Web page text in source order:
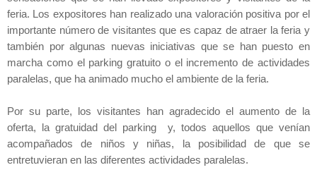
feria. Los expositores han realizado una valoración positiva por el
importante número de visitantes que es capaz de atraer la feria y
también por algunas nuevas iniciativas que se han puesto en
marcha como el parking gratuito o el incremento de actividades
paralelas, que ha animado mucho el ambiente de la feria.
Por su parte, los visitantes han agradecido el aumento de la
oferta, la gratuidad del parking y, todos aquellos que venían
acompañados de niños y niñas, la posibilidad de que se
entretuvieran en las diferentes actividades paralelas.